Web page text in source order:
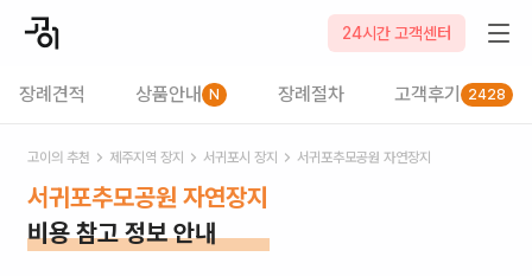
24시간 고객센터
장례견적 상품안내 N 장례절차 고객후기 2428
고이의 추천 제주지역 장지 서귀포시 장지 서귀포추모공원 자연장지
서귀포추모공원 자연장지
비용 참고 정보 안내